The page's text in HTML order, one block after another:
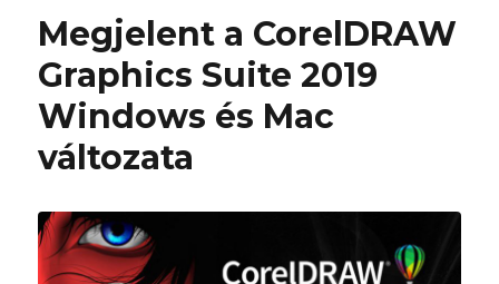
Megjelent a CorelDRAW
Graphics Suite 2019
Windows és Mac
változata